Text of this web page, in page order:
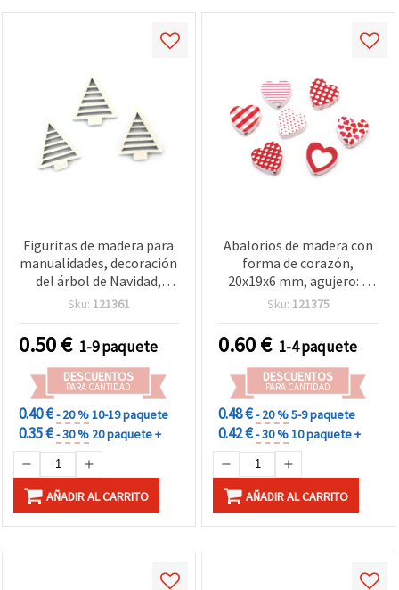
Figuritas de madera para
manualidades, decoración
del árbol de Navidad,
color blanco, 21x25x2,5
Sku: 121361
0.50€ 1-9 paquete
DESCUENTOS
PARA CANTIDAD
0.40 €- 20 %10-19 paquete
0.35 €- 30 % 20 paquete +
AÑADIR AL CARRITO
Abalorios de madera con
forma de corazón,
20x19x6 mm, agujero: 2
mm, colores mezclados -
Sku: 121375
0.60€ 1-4 paquete
DESCUENTOS
PARA CANTIDAD
0.48 €- 20 %5-9 paquete
0.42 €- 30 %10 paquete +
AÑADIR AL CARRITO